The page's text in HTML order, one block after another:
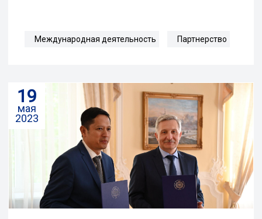
Международная деятельность Партнерство
19
мая
2023